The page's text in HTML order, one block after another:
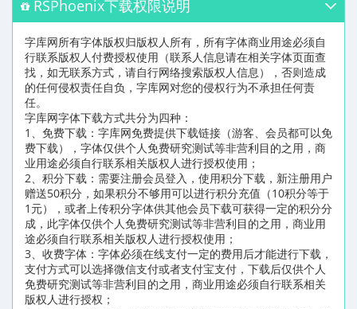
RSPhoenix下载权限说明
字库网所有字体版权归版权人所有，所有字体商业用途必须自
行联系版权人付费授权使用（联系人信息请在相关字体页面查
找，如无联系方式，请自行网络搜索版权人信息），否则造成
的任何侵权责任自负，字库网对您的侵权行为不承担任何责
任。
字库网字体下载方式共分为四种：
1、免费下载：字库网免费提供下载链接（游客、会员都可以免
费下载），字体仅供个人免费研究测试等非营利目的之用，商
业用途必须自行联系相关版权人进行授权使用；
2、积分下载：需要注册会员登入，使用积分下载，新注册用户
赠送50积分，如果积分不够用可以进行积分充值（10积分等于
1元），或者上传积分字体供其他会员下载可获得一定的积分分
成，此字体仅供个人免费研究测试等非营利目的之用，商业用
途必须自行联系相关版权人进行授权使用；
3、收费字体：字体必须在线支付一定的费用后才能进行下载，
支付方式可以选择微信支付或者支付宝支付，下载后仅供个人
免费研究测试等非营利目的之用，商业用途必须自行联系相关
版权人进行授权；